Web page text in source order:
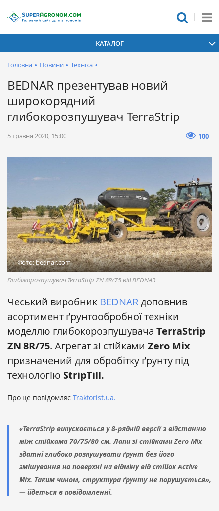
КАТАЛОГ
Головна • Новини • Техніка •
BEDNAR презентував новий
широкорядний
глибокорозпушувач TerraStrip
5 травня 2020, 15:00 100
Фото: bednar.com
Глибокорозпушувач TerraStrip ZN 8R/75 від BEDNAR
Чеський виробник BEDNARдоповнив
асортимент ґрунтообробної техніки
моделлю глибокорозпушувача TerraStrip
ZN 8R/75. Агрегат зі стійками Zero Mix
призначений для обробітку ґрунту під
технологію StripTill.
Про це повідомляє Traktorist.ua.
«TerraStrip випускається у 8-рядній версії з відстанню
між стійками 70/75/80 см. Лапи зі стійками Zero Mix
здатні глибоко розпушувати ґрунт без його
змішування на поверхні на відміну від стійок Active
Mix. Таким чином, структура ґрунту не порушується»,
— йдеться в повідомленні.